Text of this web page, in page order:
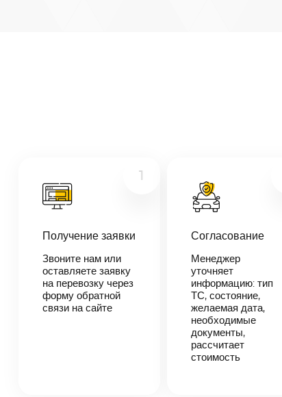
В течении 10
менеджер-
логист
свяжется с
вами,
согласует
1
Получение заявки
Звоните нам или
оставляете заявку
на перевозку через
форму обратной
связи на сайте
Согласование
Менеджер
уточняет
информацию: тип
ТС, состояние,
желаемая дата,
необходимые
документы,
рассчитает
стоимость